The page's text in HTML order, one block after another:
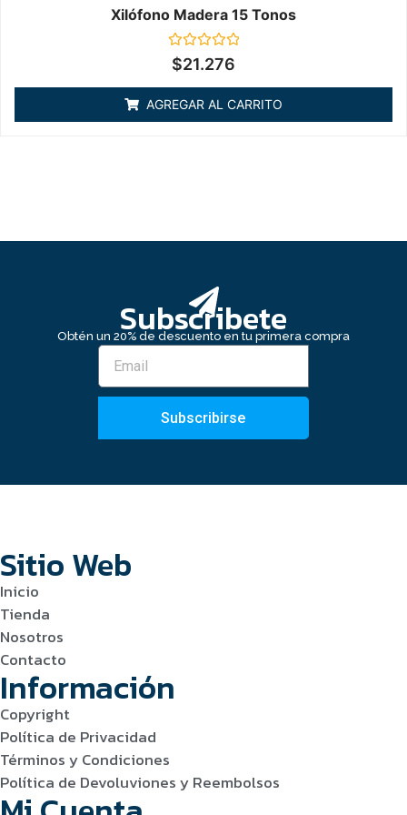
Xilófono Madera 15 Tonos
Valorado
en
5
$21.276
AGREGAR AL CARRITO
Subscribete
Obtén un 20% de descuento en tu primera compra
Subscribirse
Sitio Web
Inicio
Tienda
Nosotros
Contacto
Información
Copyright
Política de Privacidad
Términos y Condiciones
Política de Devoluviones y Reembolsos